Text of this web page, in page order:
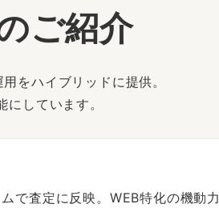
ご紹介
をハイブリッドに提供。
しています。
で査定に反映。WEB特化の機動力